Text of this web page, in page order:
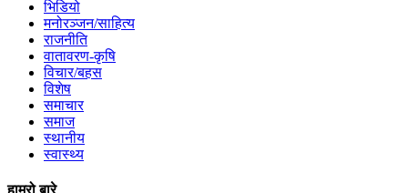
भिडियो
मनोरञ्जन/साहित्य
राजनीति
वातावरण-कृषि
विचार/बहस
विशेष
समाचार
समाज
स्थानीय
स्वास्थ्य
हाम्रो बारे